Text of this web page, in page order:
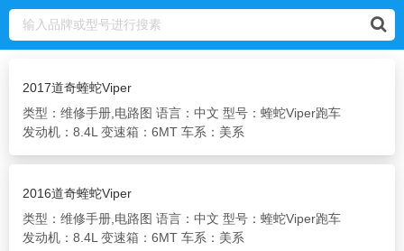
2017道奇蝰蛇Viper
类型：维修手册,电路图 语言：中文 型号：蝰蛇Viper跑车
发动机：8.4L 变速箱：6MT 车系：美系
2016道奇蝰蛇Viper
类型：维修手册,电路图 语言：中文 型号：蝰蛇Viper跑车
发动机：8.4L 变速箱：6MT 车系：美系